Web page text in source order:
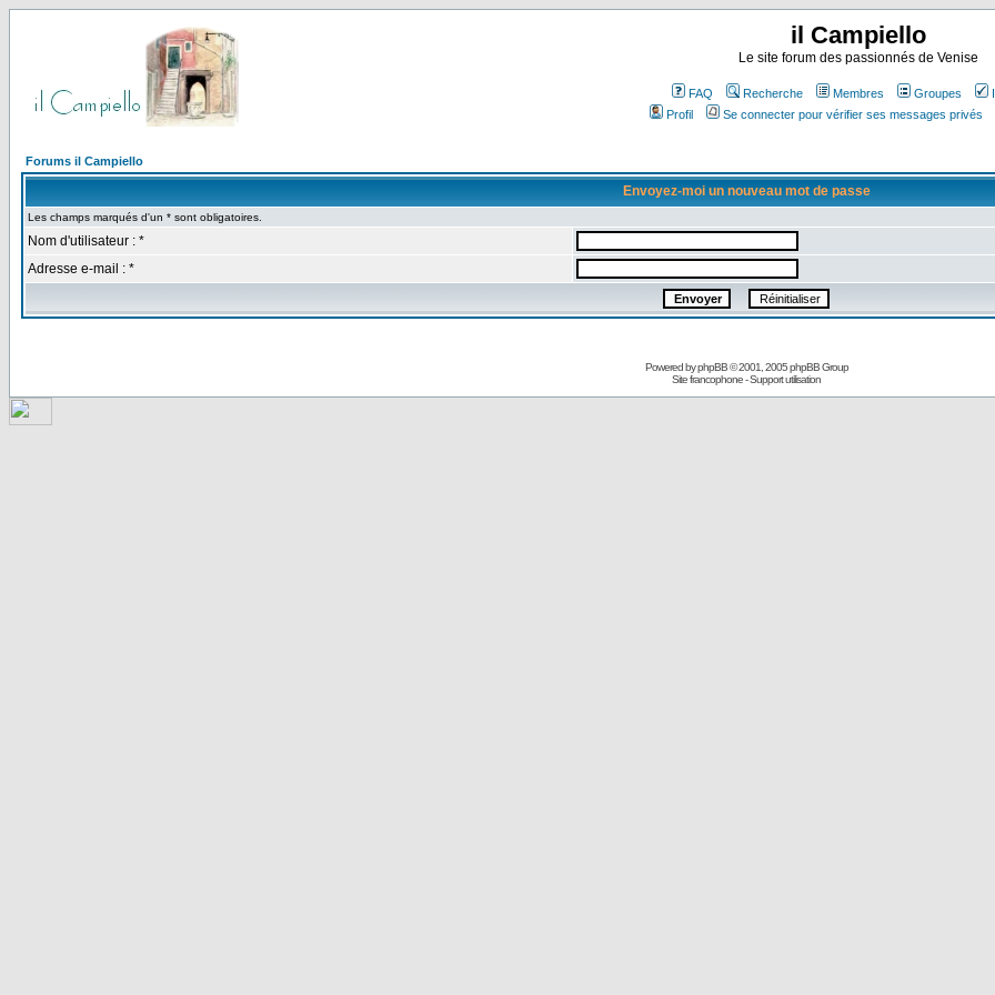
il Campiello
Le site forum des passionnés de Venise
FAQ Recherche Membres Groupes
Profil
Se connecter pour vérifier ses messages privés
Forums il Campiello
Envoyez-moi un nouveau mot de passe
Les champs marqués d'un * sont obligatoires.
Nom d'utilisateur : *
Adresse e-mail : *
Powered byphpBB© 2001, 2005 phpBB Group
Site francophone-Support utilisation